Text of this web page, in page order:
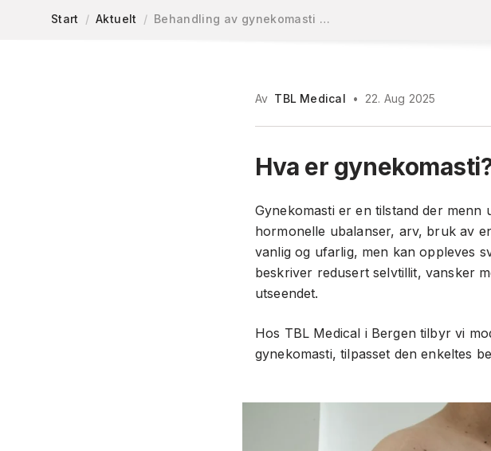
Start / Aktuelt / Behandling av gynekomasti …
Av TBL Medical • 22. Aug 2025
Hva er
Gynekomasti er en tilstand der
hormonelle ubalanser, arv, bruk av
vanlig og ufarlig, men kan oppleves
beskriver redusert selvtillit, vansker
utseendet.
Hos TBL Medical i Bergen tilbyr vi
gynekomasti, tilpasset den enkeltes